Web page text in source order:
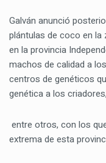
Galván anunció
plántulas de coco en
en la provincia
machos de calidad a
centros de genéticos
genética a los criadores,
entre otros, con los
extrema de esta